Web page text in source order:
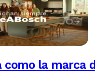
como la marca